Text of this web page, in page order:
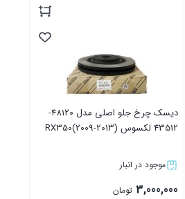
دیسک چرخ جلو اصلی مدل 48120-
43512 لکسوس RX350(2009-2013)
موجود در انبار
3,000,000 تومان